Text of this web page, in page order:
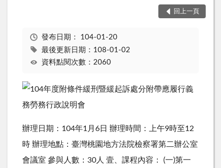
回上一頁
發布日期： 104-01-20
最後更新日期：108-01-02
資料點閱次數：2060
辦理日期：104年1月6日 辦理時間：上午9時至12
時 辦理地點：臺灣桃園地方法院檢察署第二辦公室
會議室 參與人數：30人 壹、課程內容： (一)第一